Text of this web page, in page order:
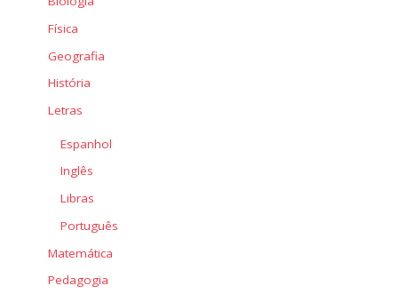
Física
Geografia
História
Letras
Espanhol
Inglês
Libras
Português
Matemática
Pedagogia